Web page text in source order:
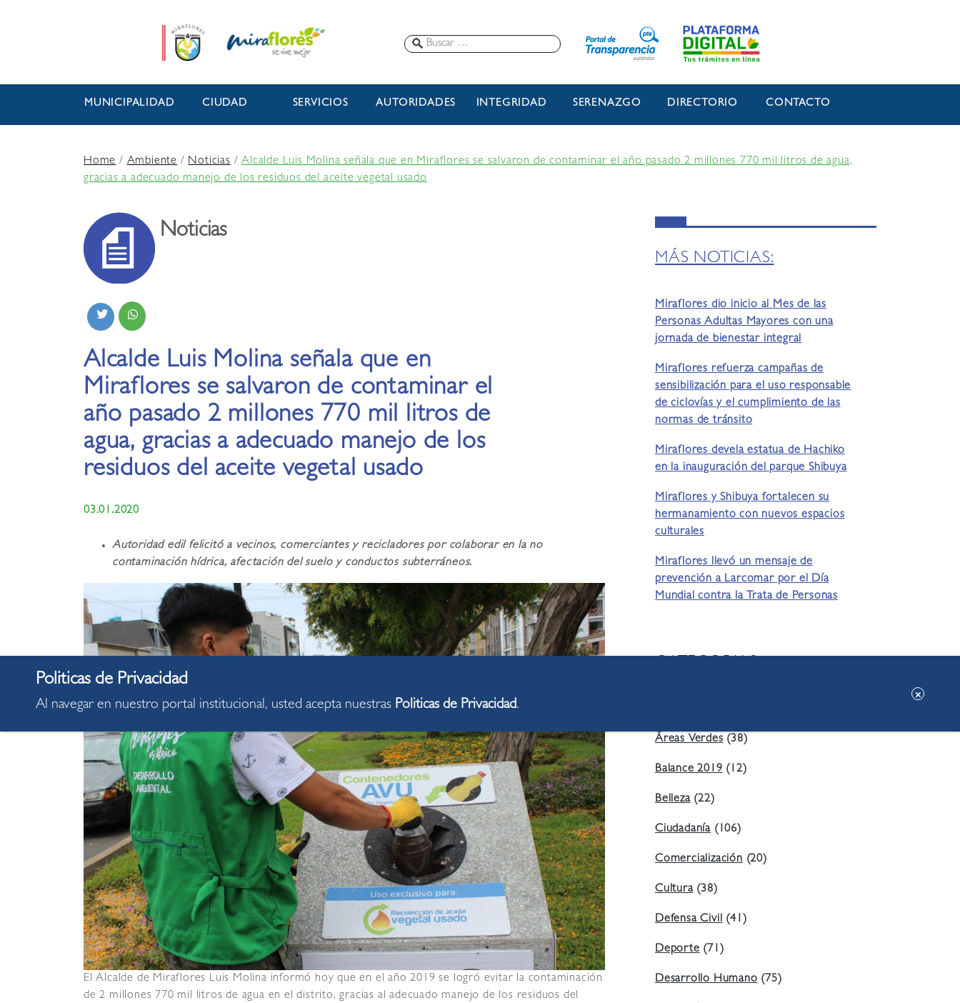
MUNICIPALIDAD CIUDAD SERVICIOS AUTORIDADES INTEGRIDAD SERENAZGO DIRECTORIO CONTACTO
Home/Ambiente /Noticias/Alcalde Luis Molina señala que en Miraflores se salvaron de contaminar el año pasado 2 millones 770 mil litros de agua,
gracias a adecuado manejo de los residuos del aceite vegetal usado
Noticias
Alcalde Luis Molina señala que en
Miraflores se salvaron de contaminar el
año pasado 2 millones 770 mil litros de
agua, gracias a adecuado manejo de los
residuos del aceite vegetal usado
03.01.2020
Autoridad edil felicitó a vecinos, comerciantes y recicladores por colaborar en la no
contaminación hídrica, afectación del suelo y conductos subterráneos.
El Alcalde de Miraflores Luis Molina informó hoy que en el año 2019 se logró evitar la contaminación
de 2 millones 770 mil litros de agua en el distrito, gracias al adecuado manejo de los residuos del
MÁS NOTICIAS:
Miraflores dio inicio al Mes de las
Personas Adultas Mayores con una
jornada de bienestar integral
Miraflores refuerza campañas de
sensibilización para el uso responsable
de ciclovías y el cumplimiento de las
normas de tránsito
Miraflores devela estatua de Hachiko
en la inauguración del parque Shibuya
Miraflores y Shibuya fortalecen su
hermanamiento con nuevos espacios
culturales
Miraflores llevó un mensaje de
prevención a Larcomar por el Día
Mundial contra la Trata de Personas
Áreas Verdes(38)
Balance 2019(12)
Belleza(22)
Ciudadanía (106)
Comercialización(20)
Cultura(38)
Defensa Civil(41)
Deporte(71)
Desarrollo Humano(75)
Al navegar en nuestro portal institucional, usted acepta nuestras Politicas de Privacidad.